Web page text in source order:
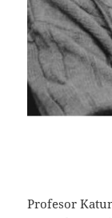
Profesor